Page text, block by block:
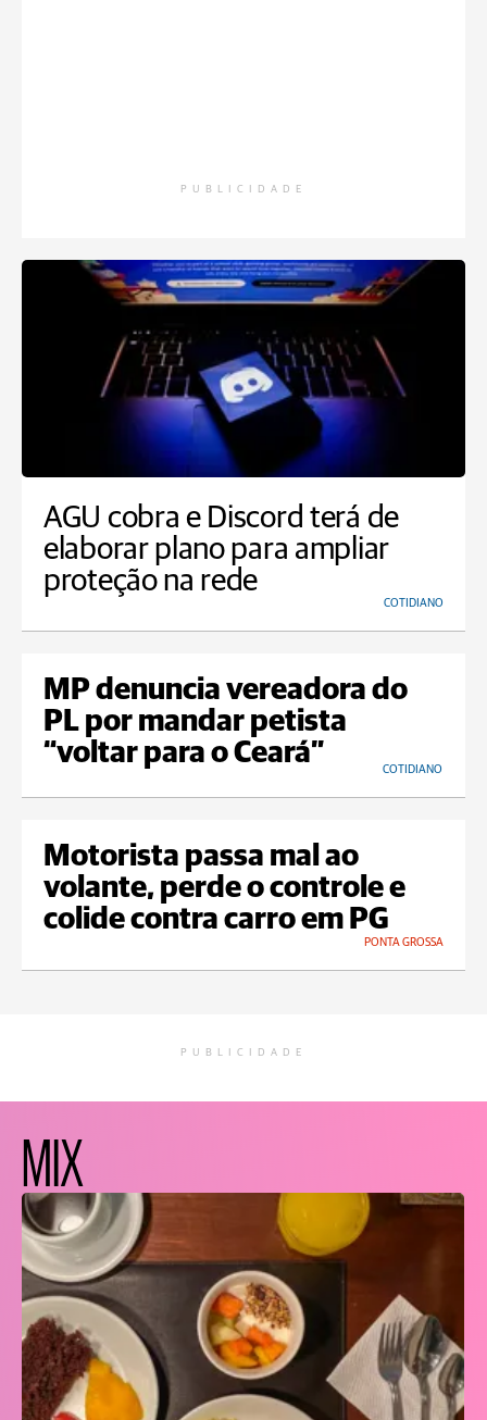
PUBLICIDADE
AGU cobra e Discord terá de
elaborar plano para ampliar
proteção na rede
COTIDIANO
MP denuncia vereadora do
PL por mandar petista
“voltar para o Ceará”
COTIDIANO
Motorista passa mal ao
volante, perde o controle e
colide contra carro em PG
PONTA GROSSA
PUBLICIDADE
MIX